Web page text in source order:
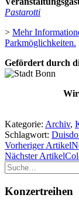
Pastarotti
> Mehr
Parkmöglichkeiten.
Gefördert durch
Wir
Kategorie: Archiv,
Schlagwort:
Vorheriger Artikel
Nächster Artikel
Suche
Konzertreihen